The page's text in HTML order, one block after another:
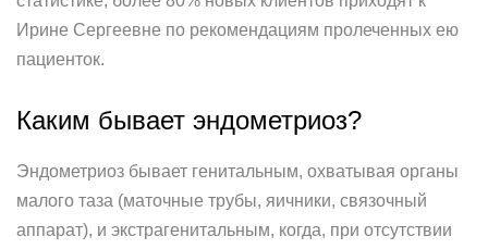
Ирине Сергеевне по рекомендациям пролеченных ею
пациенток.
Каким бывает эндометриоз?
Эндометриоз бывает генитальным, охватывая органы
малого таза (маточные трубы, яичники, связочный
аппарат), и экстрагенитальным, когда, при отсутствии